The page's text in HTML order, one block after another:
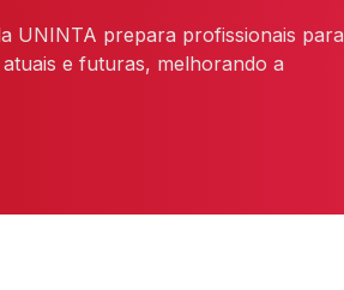
UNINTA prepara profissionais para
e futuras, melhorando a